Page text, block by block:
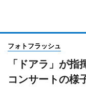
フォトフラッシュ
「ドアラ」が
コンサートの様